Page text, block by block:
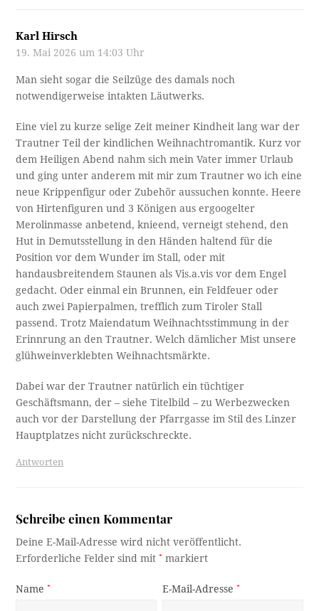
Karl Hirsch
19. Mai 2026 um 14:03 Uhr
Man sieht sogar die Seilzüge des damals noch
notwendigerweise intakten Läutwerks.
Eine viel zu kurze selige Zeit meiner Kindheit lang war der
Trautner Teil der kindlichen Weihnachtromantik. Kurz vor
dem Heiligen Abend nahm sich mein Vater immer Urlaub
und ging unter anderem mit mir zum Trautner wo ich eine
neue Krippenfigur oder Zubehör aussuchen konnte. Heere
von Hirtenfiguren und 3 Königen aus ergoogelter
Merolinmasse anbetend, knieend, verneigt stehend, den
Hut in Demutsstellung in den Händen haltend für die
Position vor dem Wunder im Stall, oder mit
handausbreitendem Staunen als Vis.a.vis vor dem Engel
gedacht. Oder einmal ein Brunnen, ein Feldfeuer oder
auch zwei Papierpalmen, trefflich zum Tiroler Stall
passend. Trotz Maiendatum Weihnachtsstimmung in der
Erinnrung an den Trautner. Welch dämlicher Mist unsere
glühweinverklebten Weihnachtsmärkte.
Dabei war der Trautner natürlich ein tüchtiger
Geschäftsmann, der – siehe Titelbild – zu Werbezwecken
auch vor der Darstellung der Pfarrgasse im Stil des Linzer
Hauptplatzes nicht zurückschreckte.
Antworten
Schreibe einen Kommentar
Deine E-Mail-Adresse wird nicht veröffentlicht.
Erforderliche Felder sind mit* markiert
Name* E-Mail-Adresse*